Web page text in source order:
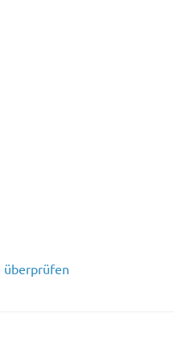
überprüfen